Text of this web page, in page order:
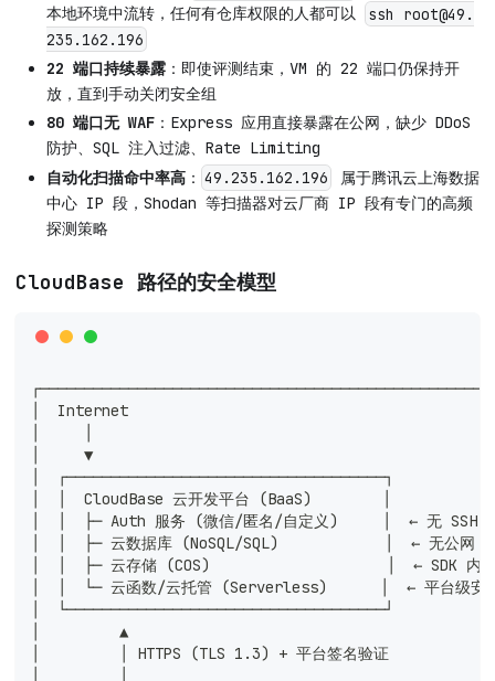
本地环境中流转，任何有仓库权限的人都可以
ssh root@49.
235.162.196
22 端口持续暴露 ：即使评测结束，VM 的 22 端口仍保持开
放，直到手动关闭安全组
80 端口无 WAF ：Express 应用直接暴露在公网，缺少 DDoS
防护、SQL 注入过滤、Rate Limiting
自动化扫描命中率高 ： 49.235.162.196
属于腾讯云上海数据
中心 IP 段，Shodan 等扫描器对云厂商 IP 段有专门的高频
探测策略
CloudBase 路径的安全模型
│  Internet
│     ▼
│  ┌────────────────────────────────────┐
│  │  CloudBase 云开发平台 (BaaS)        │
│  │  ├─ Auth 服务 (微信/匿名/自定义)     │  ← 无
│  │  ├─ 云数据库 (NoSQL/SQL)            │  ← 无公
│  │  ├─ 云存储 (COS)                    │  ← SDK 内
│  │  └─ 云函数/云托管 (Serverless)      │  ← 平台级
│  └────────────────────────────────────┘
│         ▲
│         │ HTTPS (TLS 1.3) + 平台签名验证